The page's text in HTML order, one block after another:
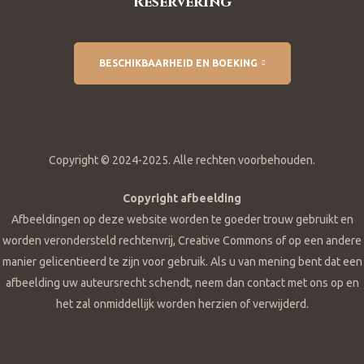
BESCHIKBAARHEID EN BOEKING
Copyright © 2024-2025. Alle rechten voorbehouden.
Copyright afbeelding
Afbeeldingen op deze website worden te goeder trouw gebruikt en
worden verondersteld rechtenvrij, Creative Commons of op een andere
manier gelicentieerd te zijn voor gebruik. Als u van mening bent dat een
afbeelding uw auteursrecht schendt, neem dan contact met ons op en
het zal onmiddellijk worden herzien of verwijderd.